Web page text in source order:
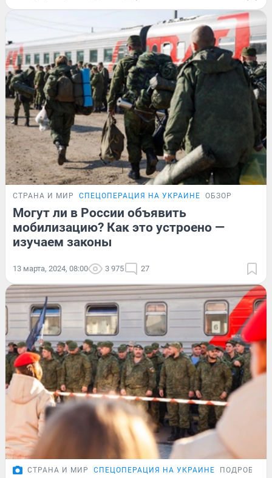
СТРАНА И МИР СПЕЦОПЕРАЦИЯ НА УКРАИНЕ ОБЗОР
Могут ли в России объявить
мобилизацию? Как это устроено —
изучаем законы
13 марта, 2024, 08:00 3 975 27
СТРАНА И МИР СПЕЦОПЕРАЦИЯ НА УКРАИНЕ